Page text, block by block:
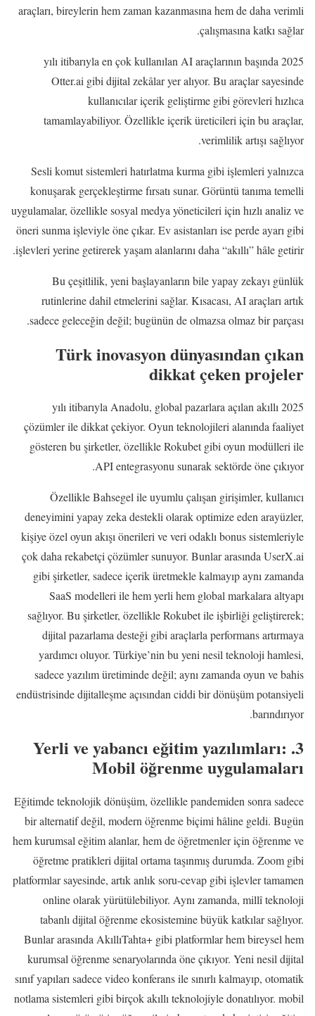
araçları, bireylerin hem zaman kazanmasına hem de daha verimli
çalışmasına katkı sağlar.
2025 yılı itibarıyla en çok kullanılan AI araçlarının başında
Otter.ai gibi dijital zekâlar yer alıyor. Bu araçlar sayesinde
kullanıcılar içerik geliştirme gibi görevleri hızlıca
tamamlayabiliyor. Özellikle içerik üreticileri için bu araçlar,
verimlilik artışı sağlıyor.
Sesli komut sistemleri hatırlatma kurma gibi işlemleri yalnızca
konuşarak gerçekleştirme fırsatı sunar. Görüntü tanıma temelli
uygulamalar, özellikle sosyal medya yöneticileri için hızlı analiz ve
öneri sunma işleviyle öne çıkar. Ev asistanları ise perde ayarı gibi
işlevleri yerine getirerek yaşam alanlarını daha “akıllı” hâle getirir.
Bu çeşitlilik, yeni başlayanların bile yapay zekayı günlük
rutinlerine dahil etmelerini sağlar. Kısacası, AI araçları artık
sadece geleceğin değil; bugünün de olmazsa olmaz bir parçası.
Türk inovasyon dünyasından çıkan
dikkat çeken projeler
2025 yılı itibarıyla Anadolu, global pazarlara açılan akıllı
çözümler ile dikkat çekiyor. Oyun teknolojileri alanında faaliyet
gösteren bu şirketler, özellikle Rokubet gibi oyun modülleri ile
API entegrasyonu sunarak sektörde öne çıkıyor.
Özellikle Bahsegel ile uyumlu çalışan girişimler, kullanıcı
deneyimini yapay zeka destekli olarak optimize eden arayüzler,
kişiye özel oyun akışı önerileri ve veri odaklı bonus sistemleriyle
çok daha rekabetçi çözümler sunuyor. Bunlar arasında UserX.ai
gibi şirketler, sadece içerik üretmekle kalmayıp aynı zamanda
SaaS modelleri ile hem yerli hem global markalara altyapı
sağlıyor. Bu şirketler, özellikle Rokubet ile işbirliği geliştirerek;
dijital pazarlama desteği gibi araçlarla performans artırmaya
yardımcı oluyor. Türkiye’nin bu yeni nesil teknoloji hamlesi,
sadece yazılım üretiminde değil; aynı zamanda oyun ve bahis
endüstrisinde dijitalleşme açısından ciddi bir dönüşüm potansiyeli
barındırıyor.
3. Yerli ve yabancı eğitim yazılımları:
Mobil öğrenme uygulamaları
Eğitimde teknolojik dönüşüm, özellikle pandemiden sonra sadece
bir alternatif değil, modern öğrenme biçimi hâline geldi. Bugün
hem kurumsal eğitim alanlar, hem de öğretmenler için öğrenme ve
öğretme pratikleri dijital ortama taşınmış durumda. Zoom gibi
platformlar sayesinde, artık anlık soru-cevap gibi işlevler tamamen
online olarak yürütülebiliyor. Aynı zamanda, millî teknoloji
tabanlı dijital öğrenme ekosistemine büyük katkılar sağlıyor.
Bunlar arasında AkıllıTahta+ gibi platformlar hem bireysel hem
kurumsal öğrenme senaryolarında öne çıkıyor. Yeni nesil dijital
sınıf yapıları sadece video konferans ile sınırlı kalmayıp, otomatik
notlama sistemleri gibi birçok akıllı teknolojiyle donatılıyor. mobil